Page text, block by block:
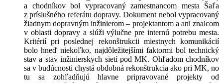
a chodníkov bol vypracovaný zamestnancom mesta Šaľa
z príslušného referátu dopravy. Dokument nebol vypracovaný
žiadnym dopravným inžinierom – projektantom a ani znalcom
v oblasti dopravy a slúži výlučne pre internú potrebu mesta.
Kritérií pri poslednej rekonštrukcii miestnych komunikácií
bolo hneď niekoľko, najdôležitejšími faktormi bol technický
stav a stav inžinierskych sietí pod MK. Ohľadom chodníkov
sa v budúcnosti chystá obdobná rekonštrukcia ako pri MK, no
tu sa zohľadňujú hlavne pripravované projekty od